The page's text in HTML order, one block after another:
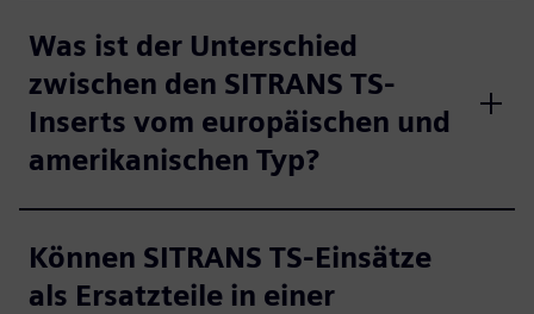
Was ist der Unterschied
zwischen den SITRANS TS-
Inserts vom europäischen und
amerikanischen Typ?
Können SITRANS TS-Einsätze
als Ersatzteile in einer